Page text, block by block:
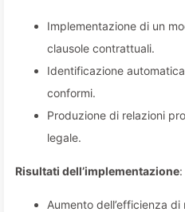
Implementazione di un
clausole contrattuali.
Identificazione
conformi.
Produzione di relazioni
legale.
Risultati dell’implementazione:
Aumento dell’efficienza